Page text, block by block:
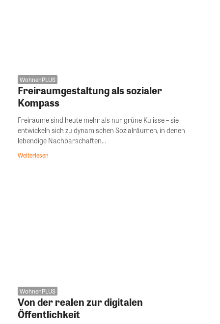
WohnenPLUS
Freiraumgestaltung als sozialer
Kompass
Freiräume sind heute mehr als nur grüne Kulisse – sie
entwickeln sich zu dynamischen Sozialräumen, in denen
lebendige Nachbarschaften...
Weiterlesen
WohnenPLUS
Von der realen zur digitalen
Öffentlichkeit